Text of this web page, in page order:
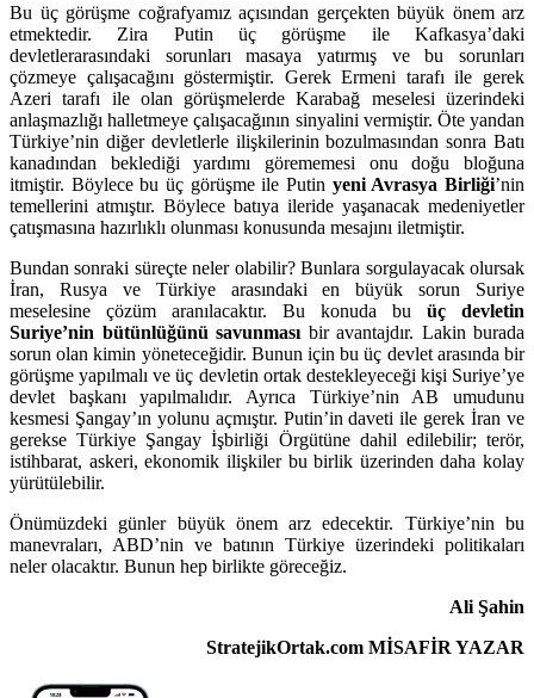
Bu üç görüşme coğrafyamız açısından gerçekten büyük önem arz
etmektedir. Zira Putin üç görüşme ile Kafkasya’daki
devletlerarasındaki sorunları masaya yatırmış ve bu sorunları
çözmeye çalışacağını göstermiştir. Gerek Ermeni tarafı ile gerek
Azeri tarafı ile olan görüşmelerde Karabağ meselesi üzerindeki
anlaşmazlığı halletmeye çalışacağının sinyalini vermiştir. Öte yandan
Türkiye’nin diğer devletlerle ilişkilerinin bozulmasından sonra Batı
kanadından beklediği yardımı görememesi onu doğu bloğuna
itmiştir. Böylece bu üç görüşme ile Putin yeni Avrasya Birliği’nin
temellerini atmıştır. Böylece batıya ileride yaşanacak medeniyetler
çatışmasına hazırlıklı olunması konusunda mesajını iletmiştir.
Bundan sonraki süreçte neler olabilir? Bunlara sorgulayacak olursak
İran, Rusya ve Türkiye arasındaki en büyük sorun Suriye
meselesine çözüm aranılacaktır. Bu konuda bu üç devletin
Suriye’nin bütünlüğünü savunması bir avantajdır. Lakin burada
sorun olan kimin yöneteceğidir. Bunun için bu üç devlet arasında bir
görüşme yapılmalı ve üç devletin ortak destekleyeceği kişi Suriye’ye
devlet başkanı yapılmalıdır. Ayrıca Türkiye’nin AB umudunu
kesmesi Şangay’ın yolunu açmıştır. Putin’in daveti ile gerek İran ve
gerekse Türkiye Şangay İşbirliği Örgütüne dahil edilebilir; terör,
istihbarat, askeri, ekonomik ilişkiler bu birlik üzerinden daha kolay
yürütülebilir.
Önümüzdeki günler büyük önem arz edecektir. Türkiye’nin bu
manevraları, ABD’nin ve batının Türkiye üzerindeki politikaları
neler olacaktır. Bunun hep birlikte göreceğiz.
Ali Şahin
StratejikOrtak.com MİSAFİR YAZAR